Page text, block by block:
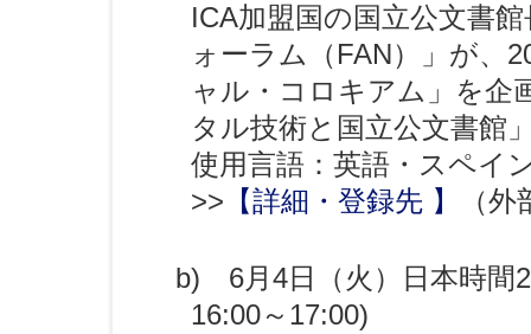
ICA加盟国の国立公文書
ォーラム（FAN）」が、
ャル・コロキアム」を企
タル技術と国立公文書館
使用言語：英語・スペイ
>> 【詳細・登録先 】 （
b) 6月4日（火）日本時間
16:00～17:00)